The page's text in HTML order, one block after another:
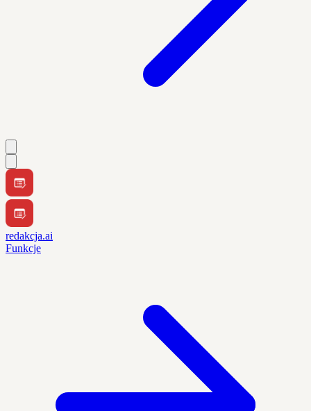
redakcja.ai
Funkcje